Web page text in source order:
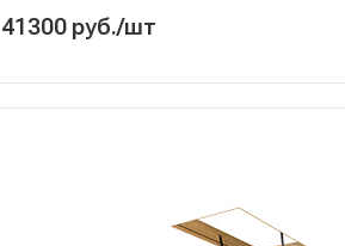
41300 руб./шт